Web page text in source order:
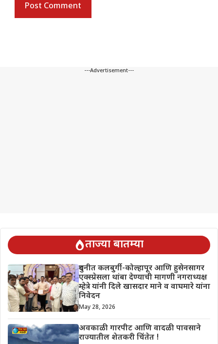
---Advertisement---
ताज्या बातम्या
दुधनीत कलबुर्गी-कोल्हापूर आणि हुसेनसागर
एक्स्प्रेसला थांबा देण्याची मागणी नगराध्यक्ष
म्हेत्रे यांनी दिले खासदार माने व वाघमारे यांना
निवेदन
May 28, 2026
अवकाळी गारपीट आणि वादळी पावसाने
राज्यातील शेतकरी चिंतेत !